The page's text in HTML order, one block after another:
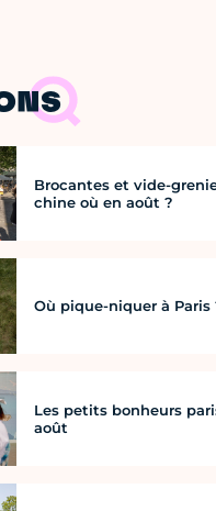
Brocantes et vide-
chine où en août ?
Où pique-niquer à Paris
Les petits bonheurs
août